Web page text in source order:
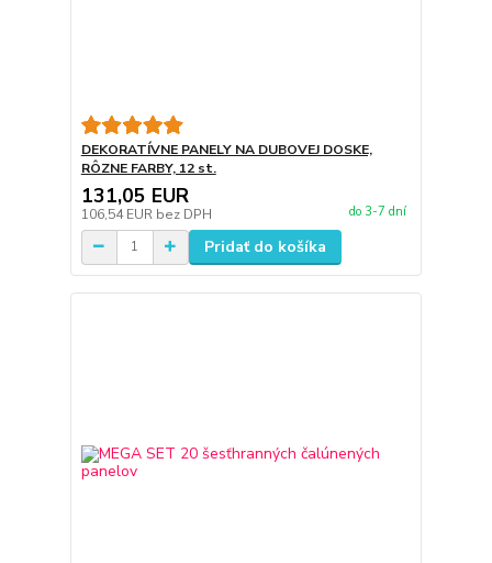
DEKORATÍVNE PANELY NA DUBOVEJ DOSKE,
RÔZNE FARBY, 12 st.
131,05 EUR
106,54 EUR bez DPH do 3-7 dní
Pridať do košíka